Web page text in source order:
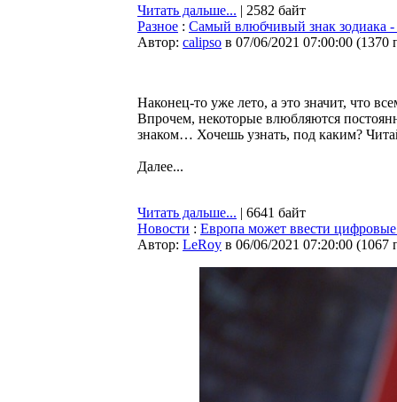
Читать дальше... | 2582 байт
Разное : Самый влюбчивый знак зодиака -
Автор: calipso в 07/06/2021 07:00:00 (1370
Наконец-то уже лето, а это значит, что
Впрочем, некоторые влюбляются
знаком… Хочешь узнать, под каким?
Далее...
Читать дальше... | 6641 байт
Новости : Европа может ввести цифровые
Автор: LeRoy в 06/06/2021 07:20:00 (1067